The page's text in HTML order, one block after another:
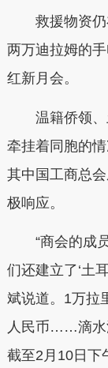
救援物资仍
两万迪拉姆的
红新月会。
温籍侨领、
牵挂着同胞的
其中国工商总
极响应。
“商会的成员
们还建立了‘土
斌说道。1万拉
人民币……滴水
截至2月10日下